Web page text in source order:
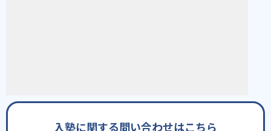
入塾に関する問い合わせはこちら